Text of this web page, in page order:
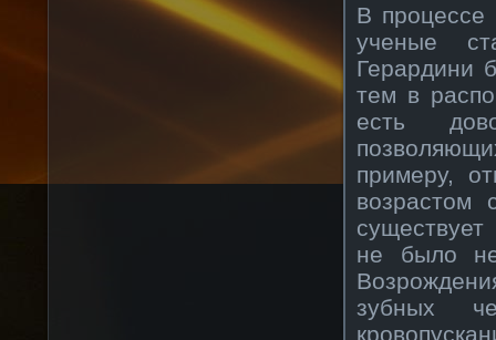
В процессе
ученые
Герардини
тем в
есть
примеру,
возрастом
не было
зубных